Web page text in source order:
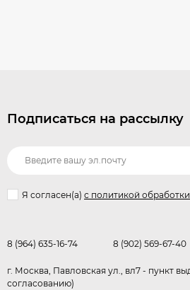
Подписаться на рассылку
Я согласен(a) с политикой
8 (964) 635-16-74 8 (902) 569-67-40
г. Москва, Павловская ул., вл7 - пункт
согласованию)